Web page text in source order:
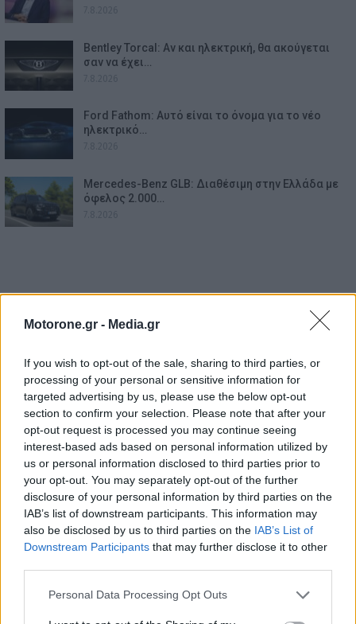
Motorone.gr - Media.gr
If you wish to opt-out of the sale, sharing to third parties, or
processing of your personal or sensitive information for
targeted advertising by us, please use the below opt-out
section to confirm your selection. Please note that after your
opt-out request is processed you may continue seeing
interest-based ads based on personal information utilized by
us or personal information disclosed to third parties prior to
your opt-out. You may separately opt-out of the further
disclosure of your personal information by third parties on the
IAB’s list of downstream participants. This information may
also be disclosed by us to third parties on the IAB’s List of
Downstream Participants that may further disclose it to other
Personal Data Processing Opt Outs
Bentley Torcal: Αν και ηλεκτρική, θα ακούγεται
σαν να έχει…
Ford Fathom: Αυτό είναι το όνομα για το νέο
ηλεκτρικό…
Mercedes-Benz GLB: Διαθέσιμη στην Ελλάδα με
όφελος 2.000…
WEBTV